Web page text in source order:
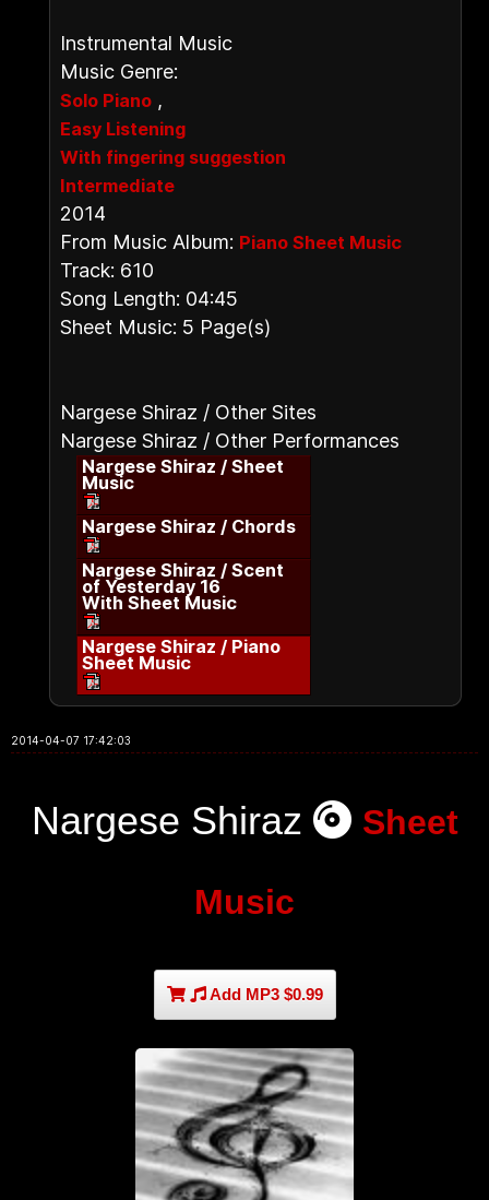
Instrumental Music
Music Genre:
Solo Piano ,
Easy Listening
With fingering suggestion
Intermediate
2014
From Music Album: Piano Sheet Music
Track: 610
Song Length: 04:45
Sheet Music: 5 Page(s)
Nargese Shiraz / Other Sites
Nargese Shiraz / Other Performances
Nargese Shiraz / Sheet
Music
Nargese Shiraz / Chords
Nargese Shiraz / Scent
of Yesterday 16
With Sheet Music
Nargese Shiraz / Piano
Sheet Music
2014-04-07 17:42:03
Nargese Shiraz Sheet
Music
Add MP3 $0.99